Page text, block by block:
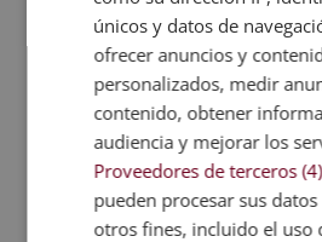
Se organizan equipos y
adaptadas.
Después de cada partido,
errores, movimientos y
Cada equipo presenta un
del siguiente juego.
únicos y datos de
ofrecer anuncios y
personalizados, medir
contenido, obtener
audiencia y mejorar los
Proveedores de terceros (4)
pueden procesar sus
otros fines, incluido el uso